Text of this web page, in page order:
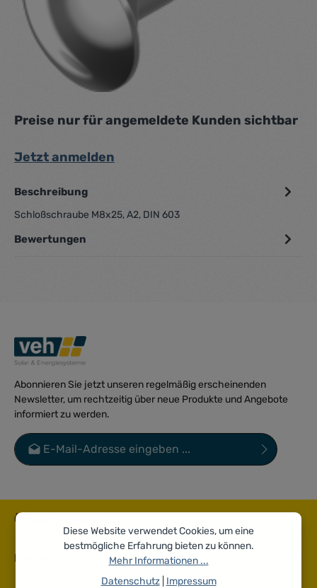
Preise nur für angemeldete Kunden sichtbar
Jetzt anmelden
Beschreibung
Schloßschraube M8x25, A2, DIN 603
Bewertungen
Abonnieren Sie jetzt unseren regelmäßig erscheinenden
Newsletter, um rechtzeitig über neue Produkte und Angebote
informiert zu werden.
E-Mail-Adresse*
Ich habe dieDatenschutzbestimmungenzur Kenntnis
genommen und dieAGBgelesen und bin mit ihnen
einverstanden.*
Öffnungszeiten
Kontakt
Diese Website verwendet Cookies, um eine
bestmögliche Erfahrung bieten zu können.
Mehr Informationen ...
Datenschutz| Impressum